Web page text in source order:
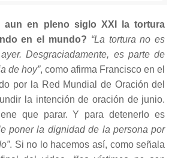
aun en pleno siglo XXI la tortura
en el mundo? “La tortura no es
Desgraciadamente, es parte de
de hoy”, como afirma Francisco en el
por la Red Mundial de Oración del
la intención de oración de junio.
que parar. Y para detenerlo es
poner la dignidad de la persona por
. Si no lo hacemos así, como señala